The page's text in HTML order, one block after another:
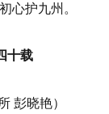
心护九州。
十载
彭晓艳）